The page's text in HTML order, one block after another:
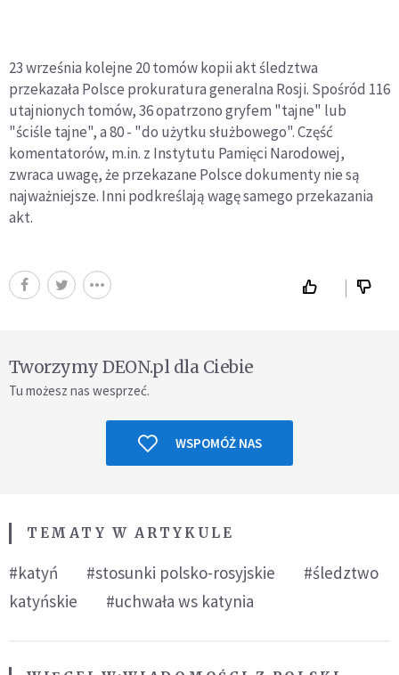
23 września kolejne 20 tomów kopii akt śledztwa
przekazała Polsce prokuratura generalna Rosji. Spośród 116
utajnionych tomów, 36 opatrzono gryfem "tajne" lub
"ściśle tajne", a 80 - "do użytku służbowego". Część
komentatorów, m.in. z Instytutu Pamięci Narodowej,
zwraca uwagę, że przekazane Polsce dokumenty nie są
najważniejsze. Inni podkreślają wagę samego przekazania
akt.
Tworzymy DEON.pl dla Ciebie
Tu możesz nas wesprzeć.
WSPOMÓŻ NAS
TEMATY W ARTYKULE
#katyń #stosunki polsko-rosyjskie
#śledztwo
katyńskie
#uchwała ws katynia